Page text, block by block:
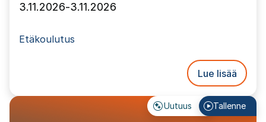
3.11.2026-3.11.2026
Etäkoulutus
Lue lisää
Uutuus Tallenne